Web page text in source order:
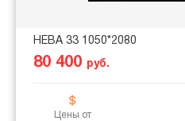
НЕВА 33 1050*2080
80 400 руб.
Цены от